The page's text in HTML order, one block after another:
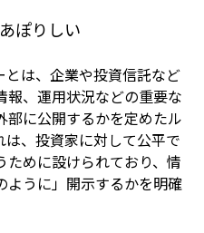
ぽりしい
は、企業や投資信託など
、運用状況などの重要な
に公開するかを定めたル
、投資家に対して公平で
めに設けられており、情
ように」開示するかを明確